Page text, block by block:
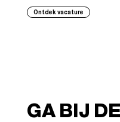
Ontdek vacature
GA BIJ